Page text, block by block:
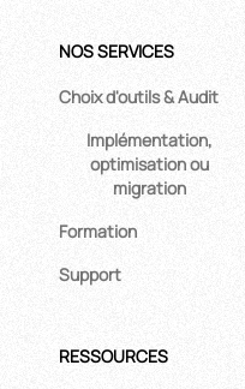
NOS SERVICES
Choix d'outils & Audit
Implémentation,
optimisation ou
migration
Formation
Support
RESSOURCES